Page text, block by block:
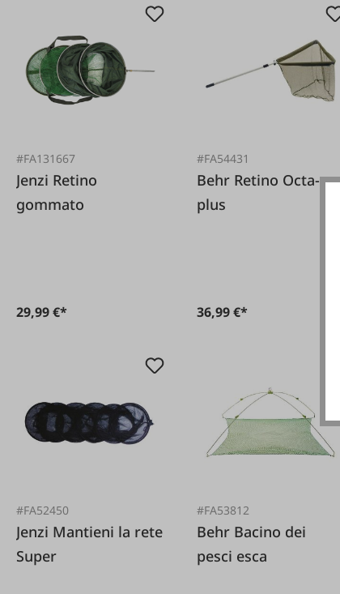
#FA131667
Jenzi Retino
gommato
29,99 €*
#FA54431
Behr Retino Octa-
plus
36,99 €*
#FA52450
Jenzi Mantieni la rete
Super
#FA53812
Behr Bacino dei
pesci esca